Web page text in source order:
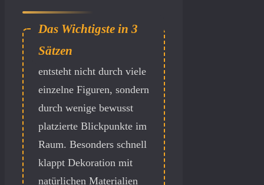
Schöne
entsteht nicht durch viele
einzelne Figuren, sondern
durch wenige bewusst
platzierte Blickpunkte im
Raum. Besonders schnell
klappt Dekoration mit
natürlichen Materialien